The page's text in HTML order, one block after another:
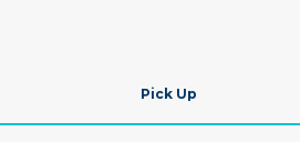
Pick Up